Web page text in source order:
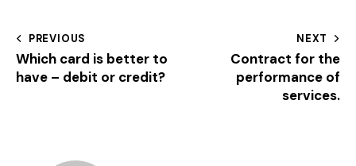
PREVIOUS
Which card is better to
have – debit or credit?
NEXT
Contract for the
performance of
services.